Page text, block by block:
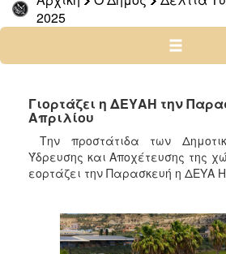
20252025
2022
2021
2020
2019
2017
2016
Γιορτάζει η ΔΕΥΑΗ την
Απριλίου
Την προστάτιδα των
Ύδρευσης και Αποχέτευσης της
εορτάζει την Παρασκευή η ΔΕΥΑ